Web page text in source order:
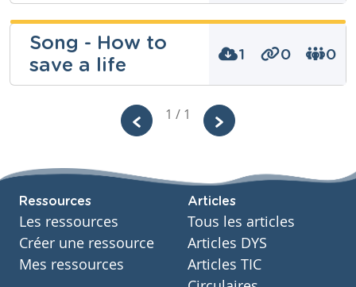
Anglais
Année
Secondaire – Deuxième année
Tags
présent continu, présent progressif, present simple
Sylvie Detaille
Niveau
Tags
présent continu, présent progressif, present simple
Song - How to
save a life
1 0 0
Cours
Année
Secondaire – Première année
Tags
present simple
1 / 1
Ressources
Les ressources
Créer une ressource
Mes ressources
Articles
Tous les articles
Articles DYS
Articles TIC